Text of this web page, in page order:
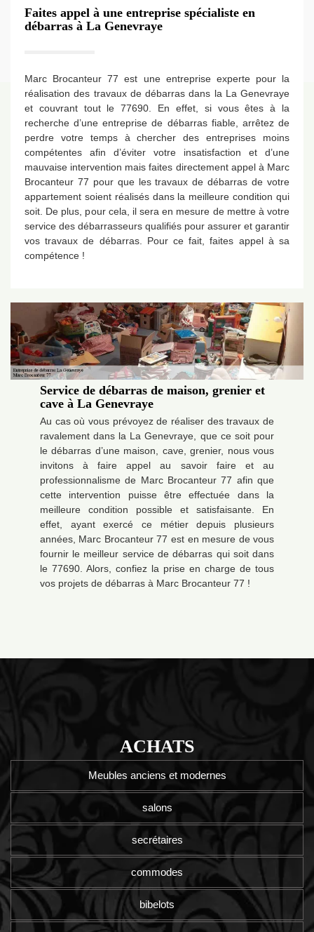
Faites appel à une entreprise spécialiste en
débarras à La Genevraye
Marc Brocanteur 77 est une entreprise experte pour la
réalisation des travaux de débarras dans la La Genevraye
et couvrant tout le 77690. En effet, si vous êtes à la
recherche d’une entreprise de débarras fiable, arrêtez de
perdre votre temps à chercher des entreprises moins
compétentes afin d’éviter votre insatisfaction et d’une
mauvaise intervention mais faites directement appel à Marc
Brocanteur 77 pour que les travaux de débarras de votre
appartement soient réalisés dans la meilleure condition qui
soit. De plus, pour cela, il sera en mesure de mettre à votre
service des débarrasseurs qualifiés pour assurer et garantir
vos travaux de débarras. Pour ce fait, faites appel à sa
compétence !
Service de débarras de maison, grenier et
cave à La Genevraye
Au cas où vous prévoyez de réaliser des travaux de
ravalement dans la La Genevraye, que ce soit pour
le débarras d’une maison, cave, grenier, nous vous
invitons à faire appel au savoir faire et au
professionnalisme de Marc Brocanteur 77 afin que
cette intervention puisse être effectuée dans la
meilleure condition possible et satisfaisante. En
effet, ayant exercé ce métier depuis plusieurs
années, Marc Brocanteur 77 est en mesure de vous
fournir le meilleur service de débarras qui soit dans
le 77690. Alors, confiez la prise en charge de tous
vos projets de débarras à Marc Brocanteur 77 !
ACHATS
Meubles anciens et modernes
salons
secrétaires
commodes
bibelots